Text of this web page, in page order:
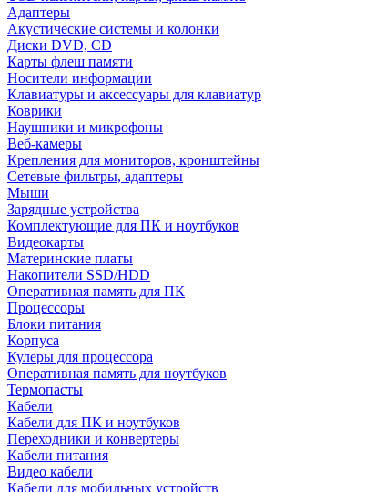
Адаптеры
Акустические системы и колонки
Диски DVD, CD
Карты флеш памяти
Носители информации
Клавиатуры и аксессуары для клавиатур
Коврики
Наушники и микрофоны
Веб-камеры
Крепления для мониторов, кронштейны
Сетевые фильтры, адаптеры
Мыши
Зарядные устройства
Комплектующие для ПК и ноутбуков
Видеокарты
Материнские платы
Накопители SSD/HDD
Оперативная память для ПК
Процессоры
Блоки питания
Корпуса
Кулеры для процессора
Оперативная память для ноутбуков
Термопасты
Кабели
Кабели для ПК и ноутбуков
Переходники и конвертеры
Кабели питания
Видео кабели
Кабели для мобильных устройств